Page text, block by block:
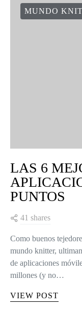
MUNDO
LAS 6
PUNTOS
41 shares
Como buenos
mundo knitter,
de aplicaciones
millones (y no…
VIEW POST